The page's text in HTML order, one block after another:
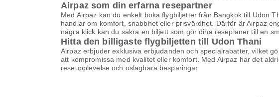
Airpaz som din erfarna resepartner
Med Airpaz kan du enkelt boka flygbiljetter från Bangkok till Udon
handlar om komfort, snabbhet eller prisvärdhet. Därför är Airpaz
några klick kan du säkra en biljett som gör dina reseplaner till en
Hitta den billigaste flygbiljetten till Udon Thani
Airpaz erbjuder exklusiva erbjudanden och specialrabatter, vilket
att kompromissa med kvalitet eller komfort. Med Airpaz har det
reseupplevelse och oslagbara besparingar.